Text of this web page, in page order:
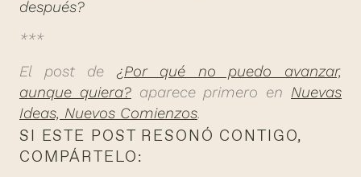
después?
***
El post de ¿Por qué no puedo avanzar,
aunque quiera?aparece primero en Nuevas
Ideas, Nuevos Comienzos.
SI ESTE POST RESONÓ CONTIGO,
COMPÁRTELO: